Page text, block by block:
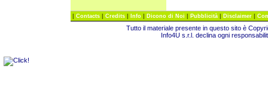
| Contacts | Credits | Info | Dicono di Noi | Pubblicità | Disclaimer |
Tutto il materiale presente in questo sito è
Info4U s.r.l. declina ogni